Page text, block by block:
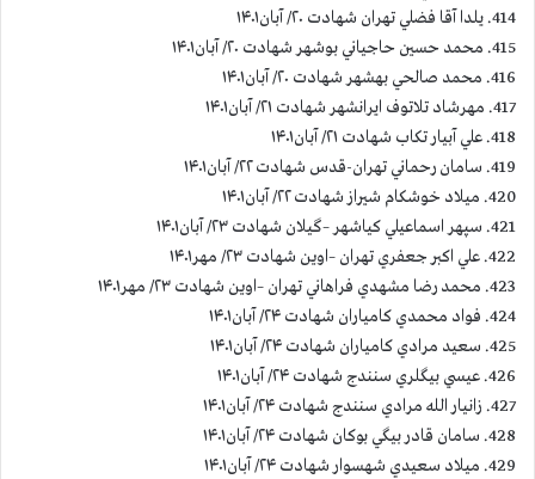
414. يلدا آقا فضلي تهران شهادت ۲۰/ آبان۱۴۰۱
415. محمد حسين حاجياني بوشهر شهادت ۲۰/ آبان۱۴۰۱
416. محمد صالحي بهشهر شهادت ۲۰/ آبان۱۴۰۱
417. مهرشاد تلاتوف ايرانشهر شهادت ۲۱/ آبان۱۴۰۱
418. علي آبيار تكاب شهادت ۲۱/ آبان۱۴۰۱
419. سامان رحماني تهران-قدس شهادت ۲۲/ آبان۱۴۰۱
420. ميلاد خوشكام شيراز شهادت ۲۲/ آبان۱۴۰۱
421. سپهر اسماعيلي كياشهر –گيلان شهادت ۲۳/ آبان۱۴۰۱
422. علي اكبر جعفري تهران –اوين شهادت ۲۳/ مهر۱۴۰۱
423. محمد رضا مشهدي فراهاني تهران –اوين شهادت ۲۳/ مهر۱۴۰۱
424. فواد محمدي كامياران شهادت ۲۴/ آبان۱۴۰۱
425. سعيد مرادي كامياران شهادت ۲۴/ آبان۱۴۰۱
426. عيسي بيگلري سنندج شهادت ۲۴/ آبان۱۴۰۱
427. زانيار الله مرادي سنندج شهادت ۲۴/ آبان۱۴۰۱
428. سامان قادر بيگي بوكان شهادت ۲۴/ آبان۱۴۰۱
429. ميلاد سعيدي شهسوار شهادت ۲۴/ آبان۱۴۰۱